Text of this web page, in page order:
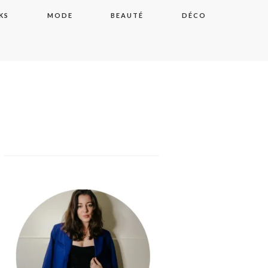
MODE BEAUTÉ DÉCO